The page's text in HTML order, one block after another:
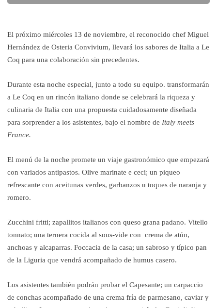
El próximo miércoles 13 de noviembre, el reconocido chef Miguel
Hernández de Osteria Convivium, llevará los sabores de Italia a Le
Coq para una colaboración sin precedentes.
Durante esta noche especial, junto a todo su equipo. transformarán
a Le Coq en un rincón italiano donde se celebrará la riqueza y
culinaria de Italia con una propuesta cuidadosamente diseñada
para sorprender a los asistentes, bajo el nombre de Italy meets
France.
El menú de la noche promete un viaje gastronómico que empezará
con variados antipastos. Olive marinate e ceci; un piqueo
refrescante con aceitunas verdes, garbanzos u toques de naranja y
romero.
Zucchini fritti; zapallitos italianos con queso grana padano. Vitello
tonnato; una ternera cocida al sous-vide con crema de atún,
anchoas y alcaparras. Foccacia de la casa; un sabroso y típico pan
de la Liguria que vendrá acompañado de humus casero.
Los asistentes también podrán probar el Capesante; un carpaccio
de conchas acompañado de una crema fría de parmesano, caviar y